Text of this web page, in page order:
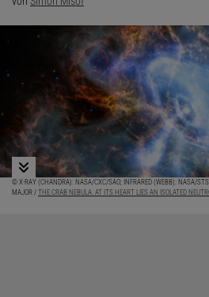
© X-RAY (CHANDRA): NASA/CXC/SAO; INFRARED (WEBB): NASA/
MAJOR / THE CRAB NEBULA. AT ITS HEART LIES AN ISOLATED